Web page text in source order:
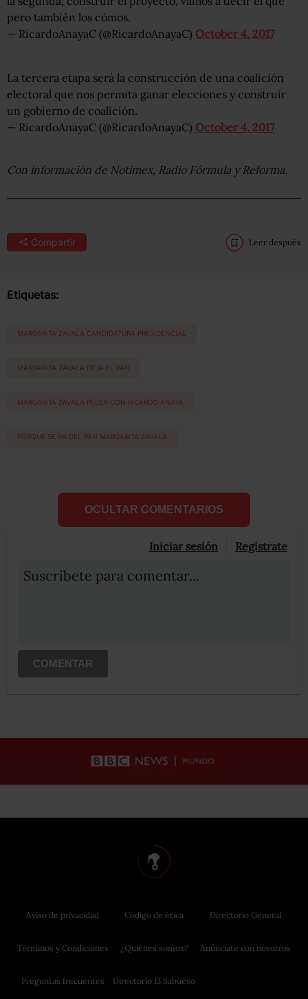
pero también los cómos.
— RicardoAnayaC (@RicardoAnayaC) October 4, 2017
La tercera etapa será la construcción de una coalición
electoral que nos permita ganar elecciones y construir
un gobierno de coalición.
— RicardoAnayaC (@RicardoAnayaC) October 4, 2017
Con información de Notimex, Radio Fórmula y Reforma.
Compartir Leer después
Etiquetas:
MARGARITA ZAVALA CANDIDATURA PRESIDENCIAL
MARGARITA ZAVALA DEJA EL PAN
MARGARITA ZAVALA PELEA CON RICARDO ANAYA
PORQUE SE VA DEL PAN MARGARITA ZAVALA
OCULTAR COMENTARIOS
Iniciar sesión Registrate
Suscribete para comentar...
COMENTAR
Aviso de privacidad
Términos y Condiciones
Preguntas frecuentes
Código de ética
¿Quiénes somos?
Directorio El Sabueso
Directorio General
Anúnciate con nosotros